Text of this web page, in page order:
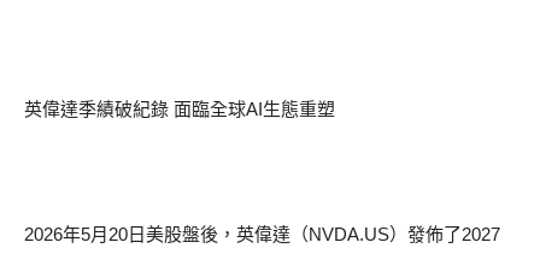
英偉達季績破紀錄 面臨全球AI生態重塑
2026年5月 20日美股盤後，英偉達（NVDA.US）發佈了2027